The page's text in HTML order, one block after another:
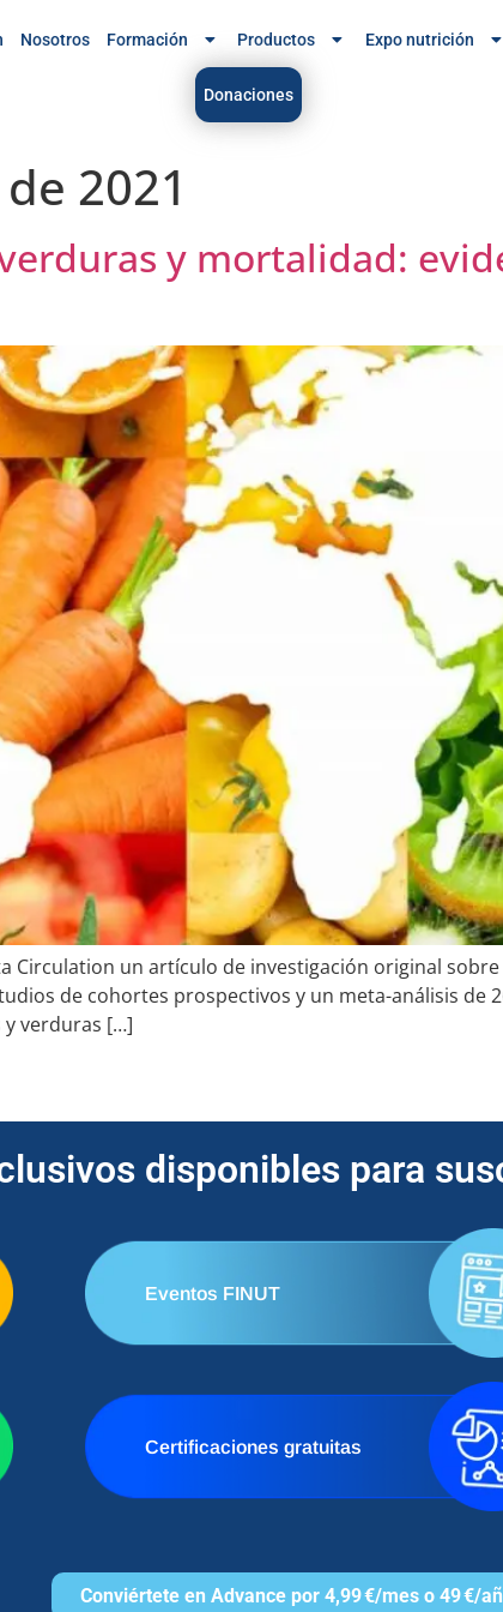
Nosotros Formación Productos Expo nutrición
Donaciones
2021
y mortalidad:
Circulation un artículo de investigación original
de cohortes prospectivos y un meta-análisis de
y verduras […]
disponibles para
Eventos FINUT
Certificaciones gratuitas
Conviértete en Advance por 4,99 €/mes o 49 €/